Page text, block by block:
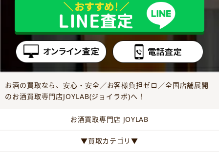
お酒の買取なら、安心・安全／お客様負担ゼロ／全国店舗展開
のお酒買取専門店JOYLAB(ジョイラボ)へ！
お酒買取専門店 JOYLAB
▼買取カテゴリ▼